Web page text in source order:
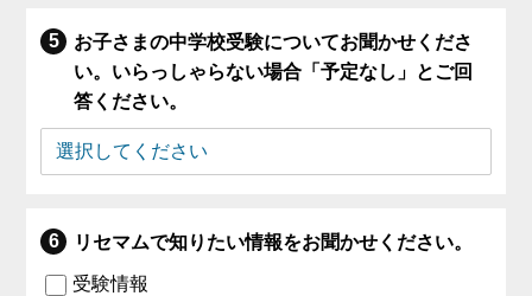
お子さまの中学校受験についてお聞かせくださ
い。いらっしゃらない場合「予定なし」とご回
答ください。
リセマムで知りたい情報をお聞かせください。
受験情報